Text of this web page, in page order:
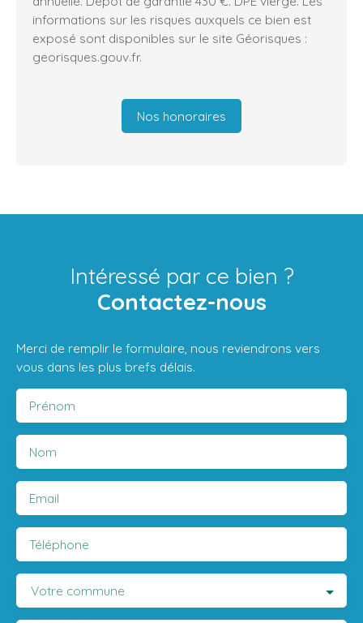
informations sur les risques auxquels ce bien est
exposé sont disponibles sur le site Géorisques :
georisques.gouv.fr.
Nos honoraires
Intéressé par ce bien ?
Contactez-nous
Merci de remplir le formulaire, nous reviendrons vers
vous dans les plus brefs délais.
Prénom
Nom
Email
Téléphone
Votre commune